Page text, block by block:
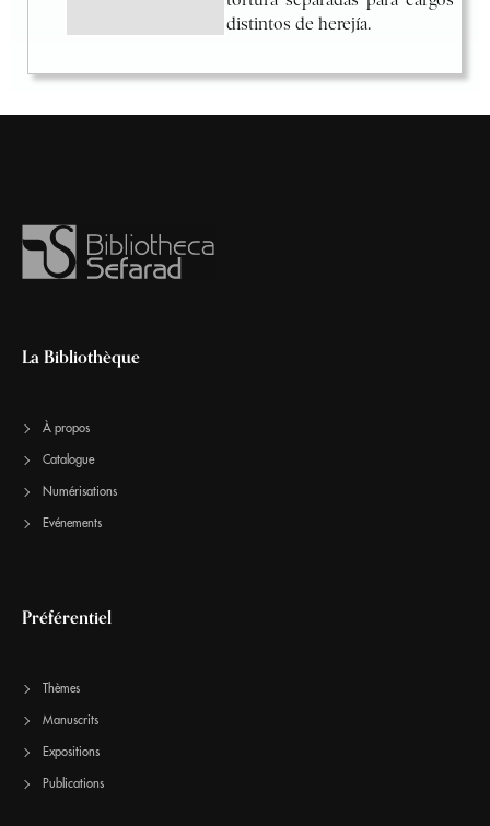
La Bibliothèque
À propos
Catalogue
Numérisations
Evénements
Préférentiel
Thèmes
Manuscrits
Expositions
Publications